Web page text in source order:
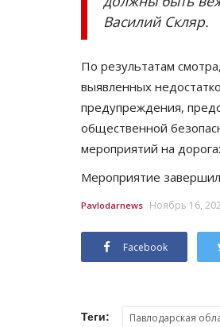
Василий Скляр.
По результатам
выявленных
предупреждения,
общественной
мероприятий на
Мероприятие
Pavlodarnews Ноябрь 16,
Facebook
Теги: Павлодарская
Зимний спорт